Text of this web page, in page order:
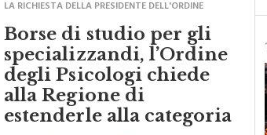
Borse di studio per gli
specializzandi, l’Ordine
degli Psicologi chiede
alla Regione di
estenderle alla categoria